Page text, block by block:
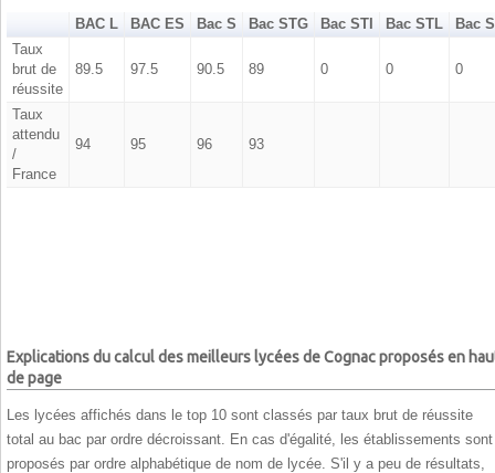
BAC L BAC ES Bac S Bac STG Bac STI Bac STL
Bac
Taux
brut de
réussite
89.5 97.5 90.5 89 0 0 0
Taux
attendu
/
France
94 95 96 93
Explications du calcul des meilleurs lycées de Cognac proposés en
de page
Les lycées affichés dans le top 10 sont classés par taux brut de réussite
total au bac par ordre décroissant. En cas d'égalité, les établissements sont
proposés par ordre alphabétique de nom de lycée. S'il y a peu de résultats,